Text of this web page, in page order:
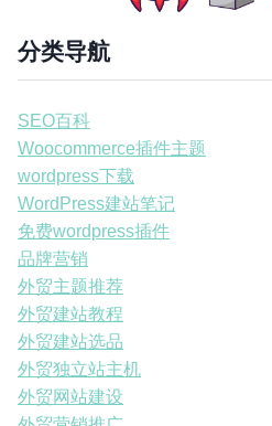
分类导航
SEO百科
Woocommerce插件主题
wordpress下载
WordPress建站笔记
免费wordpress插件
品牌营销
外贸主题推荐
外贸建站教程
外贸建站选品
外贸独立站主机
外贸网站建设